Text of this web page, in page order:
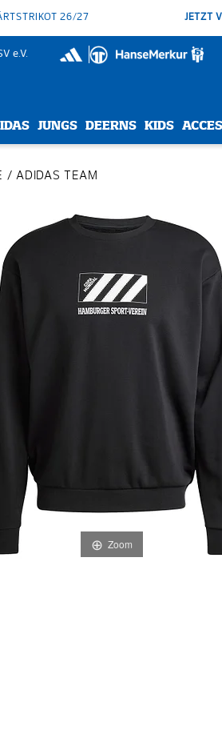
26/27 JETZT
e.V.
JUNGS DEERNS KIDS
/ ADIDAS TEAM
Zoom